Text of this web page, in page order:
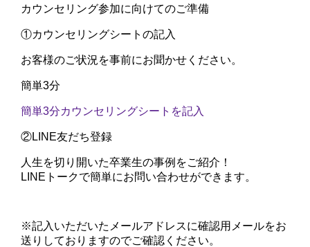
カウンセリング参加に向けてのご準備
①カウンセリングシートの記入
お客様のご状況を事前にお聞かせください。
簡単3分
簡単3分カウンセリングシートを記入
②LINE友だち登録
人生を切り開いた卒業生の事例をご紹介！
LINEトークで簡単にお問い合わせができます。
※記入いただいたメールアドレスに確認用メールをお
送りしておりますのでご確認ください。